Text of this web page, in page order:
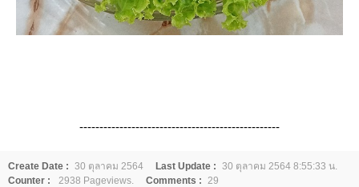
--------------------------------------------------
Create Date : 30 ตุลาคม 2564 Last Update : 30 ตุลาคม 2564 8:55:33 น.
Counter :
2938 Pageviews. Comments : 29